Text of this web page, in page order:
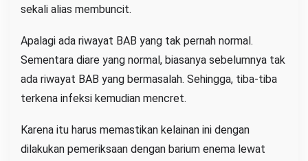
sekali alias membuncit.
Apalagi ada riwayat BAB yang tak pernah normal.
Sementara diare yang normal, biasanya sebelumnya tak
ada riwayat BAB yang bermasalah. Sehingga, tiba-tiba
terkena infeksi kemudian mencret.
Karena itu harus memastikan kelainan ini dengan
dilakukan pemeriksaan dengan barium enema lewat